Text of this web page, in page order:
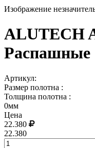
Изображение
ALUTECH
Распашные
Артикул:
Размер полотна :
Толщина полотна :
0мм
Цена
22.380
22.380